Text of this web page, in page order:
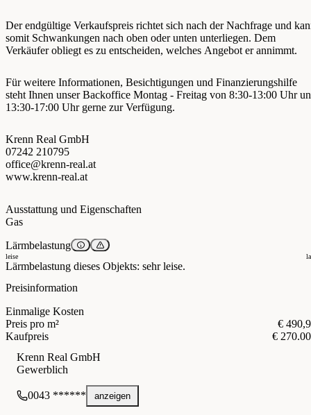
Der endgültige Verkaufspreis richtet sich nach der Nachfrage und
somit Schwankungen nach oben oder unten unterliegen. Dem
Verkäufer obliegt es zu entscheiden, welches Angebot er annimmt.
Für weitere Informationen, Besichtigungen und Finanzierungshilfe
steht Ihnen unser Backoffice Montag - Freitag von 8:30-13:00 Uhr
13:30-17:00 Uhr gerne zur Verfügung.
Krenn Real GmbH
07242 210795
office@krenn-real.at
www.krenn-real.at
Ausstattung und Eigenschaften
Gas
Lärmbelastung
leise
Lärmbelastung dieses Objekts: sehr leise.
Preisinformation
Einmalige Kosten
Preis pro m²
€
Kaufpreis
€
Krenn Real GmbH
Gewerblich
0043 ****** anzeigen